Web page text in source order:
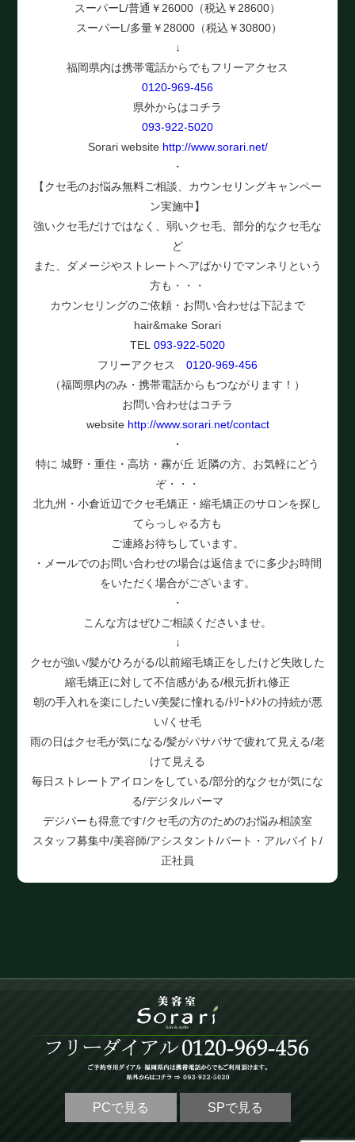
スーパーL/普通￥26000（税込￥28600）
スーパーL/多量￥28000（税込￥30800）
↓
福岡県内は携帯電話からでもフリーアクセス
0120-969-456
県外からはコチラ
093-922-5020
Sorari website http://www.sorari.net/
・
【クセ毛のお悩み無料ご相談、カウンセリングキャンペー
ン実施中】
強いクセ毛だけではなく、弱いクセ毛、部分的なクセ毛な
ど
また、ダメージやストレートヘアばかりでマンネリという
方も・・・
カウンセリングのご依頼・お問い合わせは下記まで
hair&make Sorari
TEL 093-922-5020
フリーアクセス 0120-969-456
（福岡県内のみ・携帯電話からもつながります！）
お問い合わせはコチラ
website http://www.sorari.net/contact
・
特に 城野・重住・高坊・霧が丘 近隣の方、お気軽にどう
ぞ・・・
北九州・小倉近辺でクセ毛矯正・縮毛矯正のサロンを探し
てらっしゃる方も
ご連絡お待ちしています。
・メールでのお問い合わせの場合は返信までに多少お時間
をいただく場合がございます。
・
こんな方はぜひご相談くださいませ。
↓
クセが強い/髪がひろがる/以前縮毛矯正をしたけど失敗した
縮毛矯正に対して不信感がある/根元折れ修正
朝の手入れを楽にしたい/美髪に憧れる/ﾄﾘｰﾄﾒﾝﾄの持続が悪
い/くせ毛
雨の日はクセ毛が気になる/髪がパサパサで疲れて見える/老
けて見える
毎日ストレートアイロンをしている/部分的なクセが気にな
る/デジタルパーマ
デジパーも得意です/クセ毛の方のためのお悩み相談室
スタッフ募集中/美容師/アシスタント/パート・アルバイト/
正社員
PCで見る SPで見る